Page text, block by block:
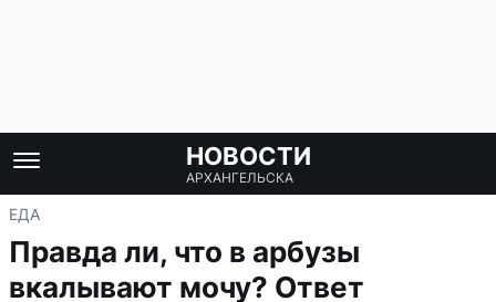
НОВОСТИ
АРХАНГЕЛЬСКА
ЕДА
Правда ли, что в арбузы
вкалывают мочу? Ответ